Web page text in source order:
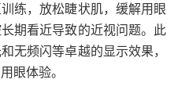
练，放松睫状肌，缓解用眼
期看近导致的近视问题。此
无频闪等卓越的显示效果，
眼体验。